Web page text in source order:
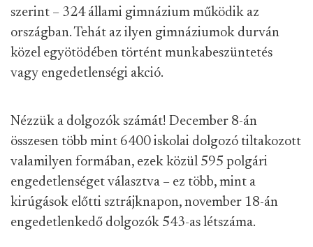
szerint – 324 állami gimnázium működik az
országban. Tehát az ilyen gimnáziumok durván
közel egyötödében történt munkabeszüntetés
vagy engedetlenségi akció.
Nézzük a dolgozók számát! December 8-án
összesen több mint 6400 iskolai dolgozó tiltakozott
valamilyen formában, ezek közül 595 polgári
engedetlenséget választva – ez több, mint a
kirúgások előtti sztrájknapon, november 18-án
engedetlenkedő dolgozók 543-as létszáma.